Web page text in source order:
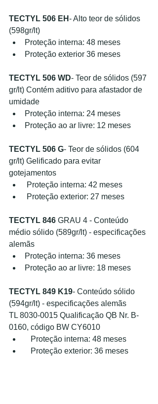
TECTYL 506 EH- Alto teor de sólidos
(598gr/lt)
Proteção interna: 48 meses
Proteção exterior 36 meses
TECTYL 506 WD- Teor de sólidos (597
gr/lt) Contém aditivo para afastador de
umidade
Proteção interna: 24 meses
Proteção ao ar livre: 12 meses
TECTYL 506 G- Teor de sólidos (604
gr/lt) Gelificado para evitar
gotejamentos
Proteção interna: 42 meses
Proteção exterior: 27 meses
TECTYL 846 GRAU 4 - Conteúdo
médio sólido (589gr/lt) - especificações
alemãs
Proteção interna: 36 meses
Proteção ao ar livre: 18 meses
TECTYL 849 K19- Conteúdo sólido
(594gr/lt) - especificações alemãs
TL 8030-0015 Qualificação QB Nr. B-
0160, código BW CY6010
Proteção interna: 48 meses
Proteção exterior: 36 meses